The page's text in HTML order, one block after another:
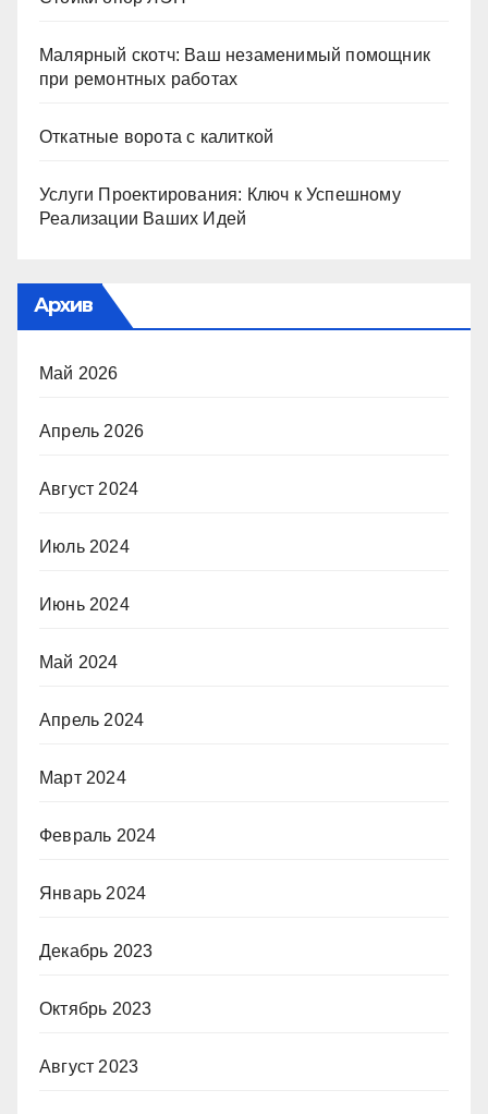
Малярный скотч: Ваш незаменимый помощник
при ремонтных работах
Откатные ворота с калиткой
Услуги Проектирования: Ключ к Успешному
Реализации Ваших Идей
Архив
Май 2026
Апрель 2026
Август 2024
Июль 2024
Июнь 2024
Май 2024
Апрель 2024
Март 2024
Февраль 2024
Январь 2024
Декабрь 2023
Октябрь 2023
Август 2023